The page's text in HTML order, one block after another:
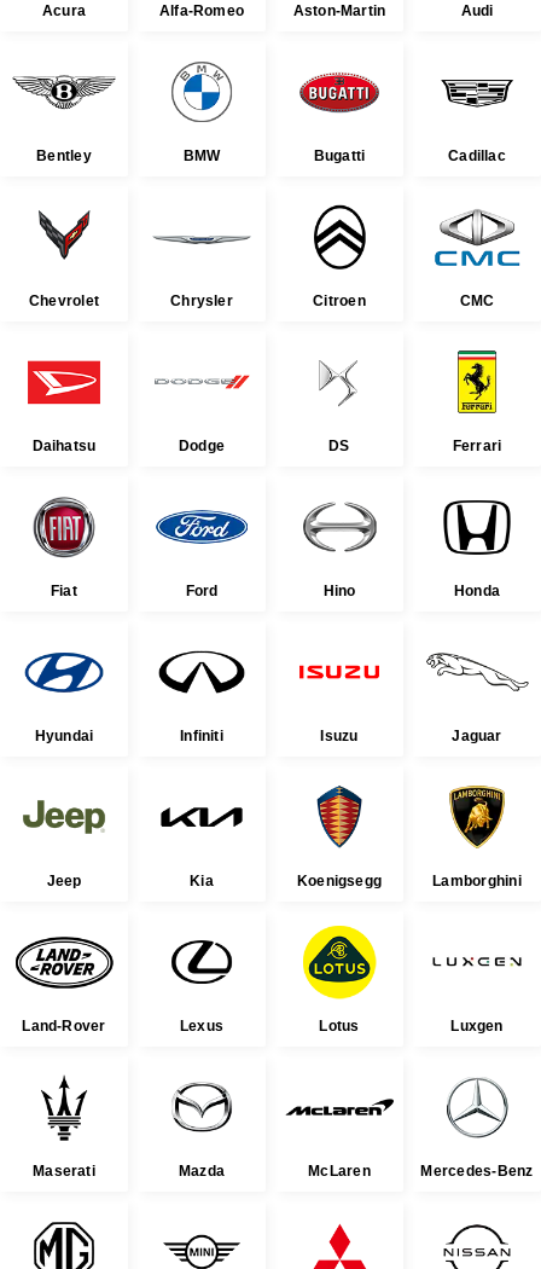
Acura Alfa-Romeo Aston-Martin Audi
Bentley BMW Bugatti Cadillac
Chevrolet Chrysler Citroen CMC
Daihatsu Dodge DS Ferrari
Fiat Ford Hino Honda
Hyundai Infiniti Isuzu Jaguar
Jeep Kia Koenigsegg Lamborghini
Land-Rover Lexus Lotus Luxgen
Maserati Mazda McLaren Mercedes-Benz